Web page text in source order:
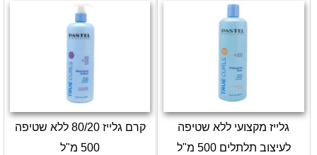
גלייז מקצועי ללא שטיפה
לעיצוב תלתלים 500 מ"ל
קרם גלייז 80/20 ללא שטיפה
500 מ"ל